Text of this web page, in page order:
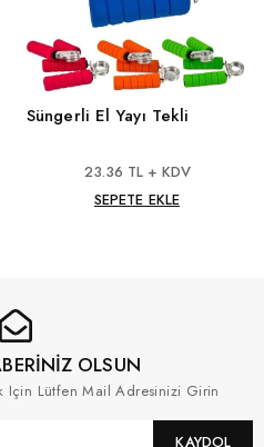
Süngerli El Yayı Tekli
23.36 TL + KDV
SEPETE EKLE
OLSUN
Için Lütfen Mail Adresinizi Girin
KAYDOL